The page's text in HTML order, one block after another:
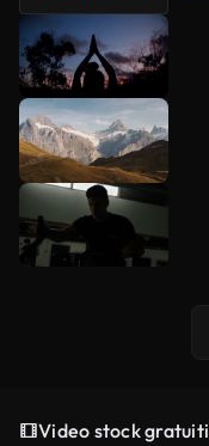
Video stock gratuiti